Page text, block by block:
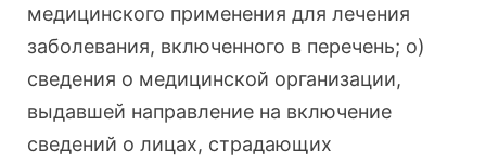
медицинского применения для лечения
заболевания, включенного в перечень; о)
сведения о медицинской организации,
выдавшей направление на включение
сведений о лицах, страдающих